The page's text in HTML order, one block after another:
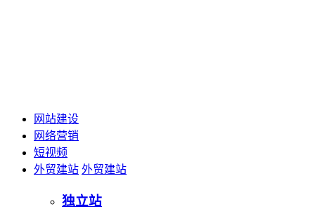
网站建设
网络营销
短视频
外贸建站 外贸建站
独立站